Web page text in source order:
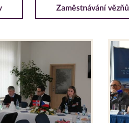
Zaměstnávání vězňů